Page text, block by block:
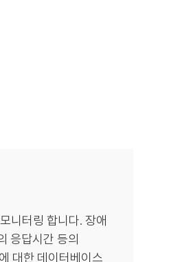
니터링 합니다. 장애
응답시간 등의
대한 데이터베이스